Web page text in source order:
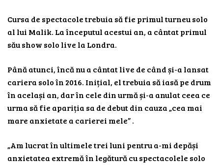
Cursa de spectacole trebuia să fie primul turneu solo
al lui Malik. La începutul acestui an, a cântat primul
său show solo live la Londra.
Până atunci, încă nu a cântat live de când și-a lansat
cariera solo în 2016. Inițial, el trebuia să iasă pe drum
în același an, dar în cele din urmă și-a anulat ceea ce
urma să fie apariția sa de debut din cauza „cea mai
mare anxietate a carierei mele” .
„Am lucrat în ultimele trei luni pentru a-mi depăși
anxietatea extremă în legătură cu spectacolele solo